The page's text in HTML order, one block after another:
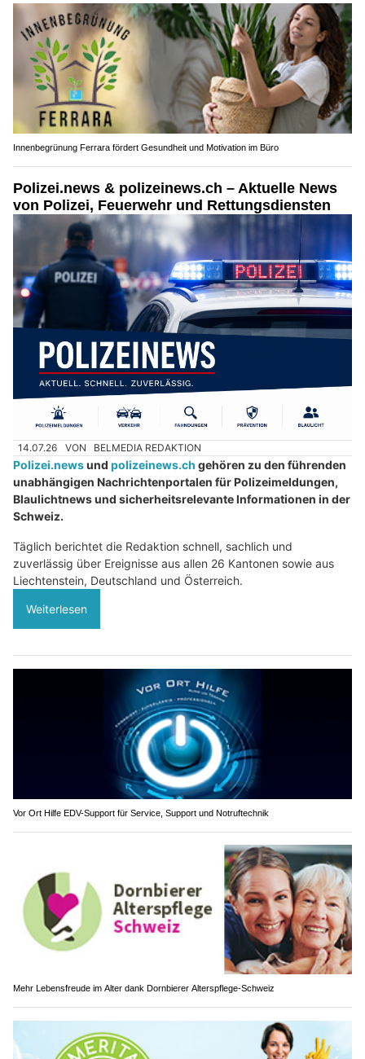
Innenbegrünung Ferrara fördert Gesundheit und Motivation im Büro
Polizei.news & polizeinews.ch – Aktuelle News
von Polizei, Feuerwehr und Rettungsdiensten
14.07.26 VON BELMEDIA REDAKTION
Polizei.newsund polizeinews.ch gehören zu den führenden
unabhängigen Nachrichtenportalen für Polizeimeldungen,
Blaulichtnews und sicherheitsrelevante Informationen in der
Schweiz.
Täglich berichtet die Redaktion schnell, sachlich und
zuverlässig über Ereignisse aus allen 26 Kantonen sowie aus
Liechtenstein, Deutschland und Österreich.
Weiterlesen
Vor Ort Hilfe EDV-Support für Service, Support und Notruftechnik
Mehr Lebensfreude im Alter dank Dornbierer Alterspflege-Schweiz